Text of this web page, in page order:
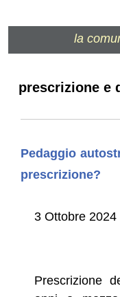
la
prescrizione e
Pedaggio
prescrizione?
3 Ottobre
Prescrizione